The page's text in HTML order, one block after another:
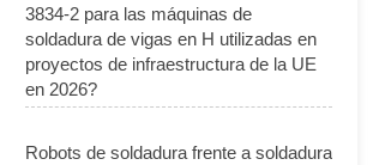
3834-2 para las máquinas de
soldadura de vigas en H utilizadas en
proyectos de infraestructura de la UE
en 2026?
Robots de soldadura frente a soldadura